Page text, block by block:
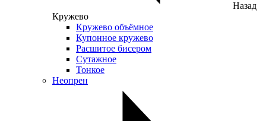
Назад
Кружево
Кружево объёмное
Купонное кружево
Расшитое бисером
Сутажное
Тонкое
Неопрен